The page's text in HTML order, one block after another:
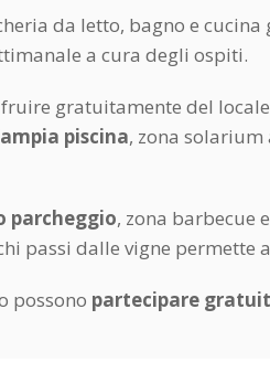
da letto, bagno e
a cura degli ospiti.
gratuitamente del
piscina, zona
parcheggio, zona barbecue
passi dalle vigne
possono partecipare